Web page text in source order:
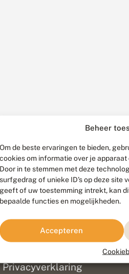
Beheer
Om de beste ervaringen te bieden,
cookies om informatie over je
Door in te stemmen met deze
surfgedrag of unieke ID's op deze site
geeft of uw toestemming intrekt, kan
bepaalde functies en mogelijkheden.
Accepteren
Colofon
Disclaimer
Privacyverklaring
ontwikkeld door Go2People,